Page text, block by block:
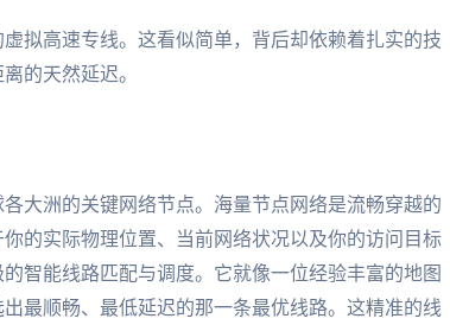
拟高速专线。这看似简单，背后却依赖着扎实的技
的天然延迟。
大洲的关键网络节点。海量节点网络是流畅穿越的
的实际物理位置、当前网络状况以及你的访问目标
智能线路匹配与调度。它就像一位经验丰富的地图
最顺畅、最低延迟的那一条最优线路。这精准的线